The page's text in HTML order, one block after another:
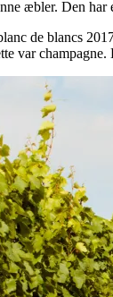
æbler. Den
de blancs
var